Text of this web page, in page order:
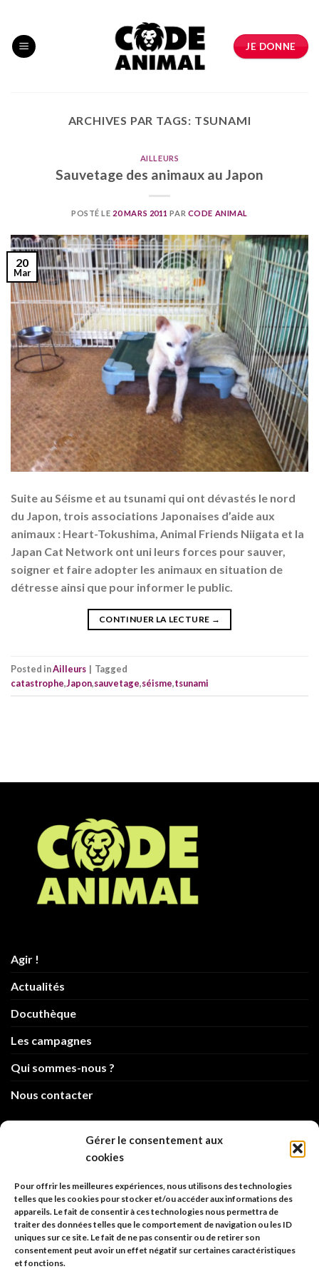
Gérer le consentement aux
cookies
Pour offrir les meilleures expériences, nous utilisons des technologies
telles que les cookies pour stocker et/ou accéder aux informations des
appareils. Le fait de consentir à ces technologies nous permettra de
traiter des données telles que le comportement de navigation ou les ID
uniques sur ce site. Le fait de ne pas consentir ou de retirer son
consentement peut avoir un effet négatif sur certaines caractéristiques
et fonctions.
content
JE DONNE
ARCHIVES PAR TAGS: TSUNAMI
AILLEURS
Sauvetage des animaux au Japon
POSTÉ LE 20 MARS 2011 PAR CODE ANIMAL
20
Mar
Suite au Séisme et au tsunami qui ont dévastés le nord
du Japon, trois associations Japonaises d’aide aux
animaux : Heart-Tokushima, Animal Friends Niigata et la
Japan Cat Network ont uni leurs forces pour sauver,
soigner et faire adopter les animaux en situation de
détresse ainsi que pour informer le public.
CONTINUER LA LECTURE →
Posted inAilleurs | Tagged
catastrophe,Japon,sauvetage,séisme,tsunami
Agir !
Actualités
Docuthèque
Les campagnes
Qui sommes-nous ?
Nous contacter
info@code-animal.com
Code Animal
26, rue principale
67480 Roppenheim
Adresse à utiliser pour les envois en AR.